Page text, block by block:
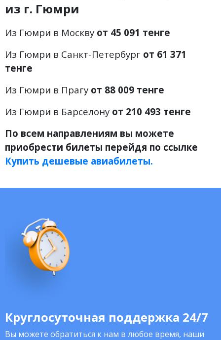
из г. Гюмри
Из Гюмри в Москву от 45 091 тенге
Из Гюмри в Санкт-Петербург от 61 371
тенге
Из Гюмри в Прагу от 88 009 тенге
Из Гюмри в Барселону от 210 493 тенге
По всем направлениям вы можете
приобрести билеты перейдя по ссылке
Купить дешевые авиабилеты.
Круглосуточная поддержка 24/7
Вы можете обратиться к нам в любое время, наши